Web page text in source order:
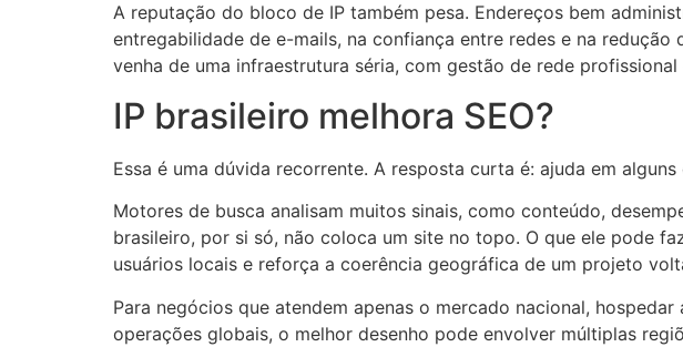
A reputação do bloco de IP também pesa. Endereços bem
entregabilidade de e-mails, na confiança entre redes e na redução
venha de uma infraestrutura séria, com gestão de rede
IP brasileiro melhora SEO?
Essa é uma dúvida recorrente. A resposta curta é: ajuda em
Motores de busca analisam muitos sinais, como conteúdo,
brasileiro, por si só, não coloca um site no topo. O que ele pode
usuários locais e reforça a coerência geográfica de um projeto
Para negócios que atendem apenas o mercado nacional,
operações globais, o melhor desenho pode envolver múltiplas